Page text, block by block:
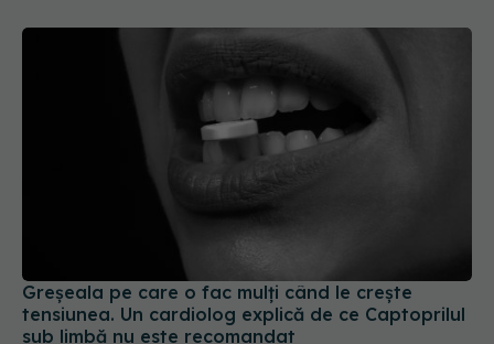
Greșeala pe care o fac mulți când le crește
tensiunea. Un cardiolog explică de ce Captoprilul
sub limbă nu este recomandat
28 iul 2026, 15:54